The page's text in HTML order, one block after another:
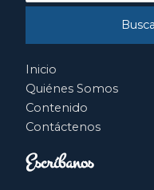
Inicio
Quiénes Somos
Contenido
Contáctenos
Escríbanos